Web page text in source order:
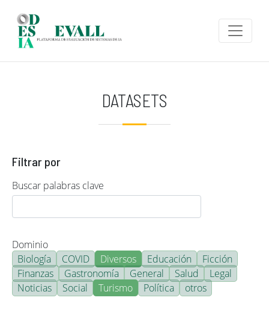
DATASETS
Filtrar por
Buscar palabras clave
Dominio
Biología
COVID Diversos Educación
Ficción
Finanzas
Gastronomía General Salud
Legal
Noticias
Social Turismo Política otros